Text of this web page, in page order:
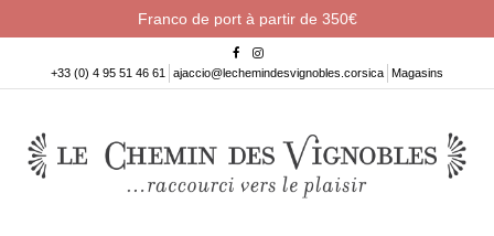
Franco de port à partir de 350€
+33 (0) 4 95 51 46 61 ajaccio@lechemindesvignobles.corsica Magasins